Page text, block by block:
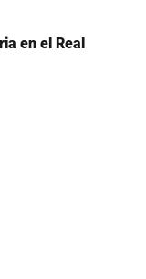
en el Real